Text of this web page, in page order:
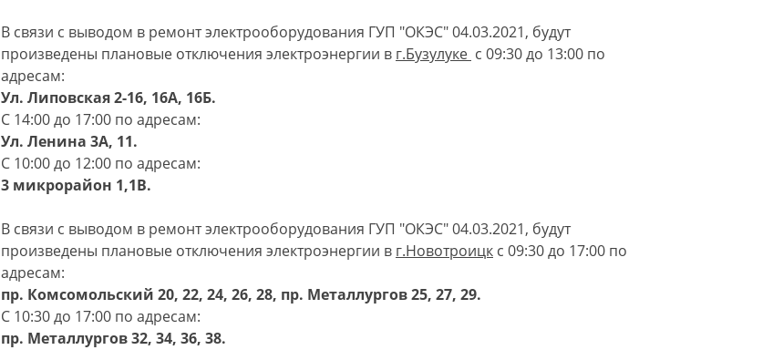
В связи с выводом в ремонт электрооборудования ГУП "ОКЭС" 04.03.2021, будут
произведены плановые отключения электроэнергии в г.Бузулуке с 09:30 до 13:00 по
адресам:
Ул. Липовская 2-16, 16А, 16Б.
С 14:00 до 17:00 по адресам:
Ул. Ленина 3А, 11.
С 10:00 до 12:00 по адресам:
3 микрорайон 1,1В.
В связи с выводом в ремонт электрооборудования ГУП "ОКЭС" 04.03.2021, будут
произведены плановые отключения электроэнергии в г.Новотроицк с 09:30 до 17:00 по
адресам:
пр. Комсомольский 20, 22, 24, 26, 28, пр. Металлургов 25, 27, 29.
С 10:30 до 17:00 по адресам:
пр. Металлургов 32, 34, 36, 38.